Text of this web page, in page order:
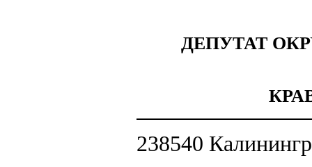
ДЕПУТАТ
238540